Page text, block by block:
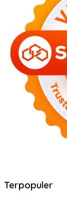
Terpopuler